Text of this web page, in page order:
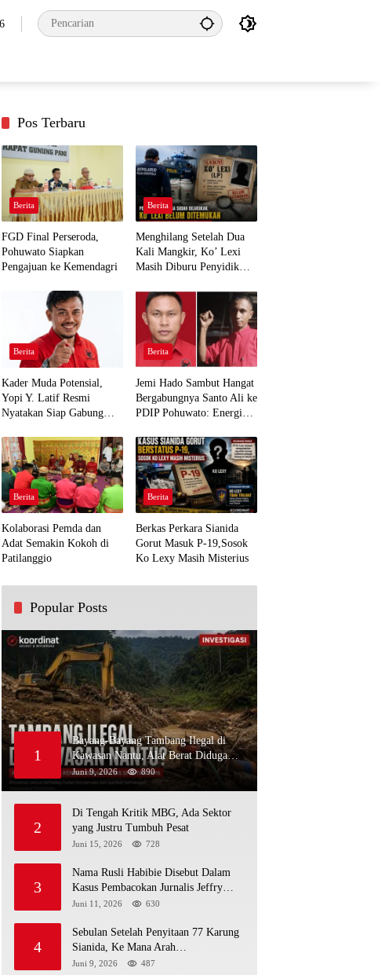
Pos Terbaru
Berita
FGD Final Perseroda,
Pohuwato Siapkan
Pengajuan ke Kemendagri
Berita
Menghilang Setelah Dua
Kali Mangkir, Ko’ Lexi
Masih Diburu Penyidik
Berita
Kader Muda Potensial,
Yopi Y. Latif Resmi
Nyatakan Siap Gabung
Demi Kawal Aspirasi Bumi
Panua
Berita
Jemi Hado Sambut Hangat
Bergabungnya Santo Ali ke
PDIP Pohuwato: Energi
Rakyat
Berita
Kolaborasi Pemda dan
Adat Semakin Kokoh di
Patilanggio
Berita
Berkas Perkara Sianida
Gorut Masuk P-19,Sosok
Ko Lexy Masih Misterius
Popular Posts
1
Bayang-Bayang Tambang Ilegal di
Kawasan Nantu, Alat Berat Diduga
Kembali Menembus Hutan Sapa
Juni 9, 2026 890
2
Di Tengah Kritik MBG, Ada Sektor
yang Justru Tumbuh Pesat
Juni 15, 2026 728
3
Nama Rusli Habibie Disebut Dalam
Kasus Pembacokan Jurnalis Jeffry
Rumampuk
Juni 11, 2026 630
4
Sebulan Setelah Penyitaan 77 Karung
Sianida, Ke Mana Arah
Penyidikannya?
Juni 9, 2026 487